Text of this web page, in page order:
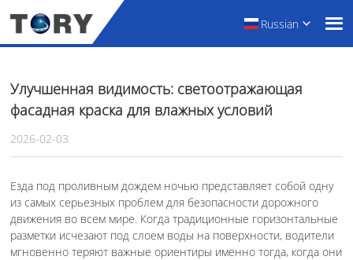
Russian
Улучшенная видимость: светоотражающая
фасадная краска для влажных условий
2026-02-03
Езда под проливным дождем ночью представляет собой одну
из самых серьезных проблем для безопасности дорожного
движения во всем мире. Когда традиционные горизонтальные
разметки исчезают под слоем воды на поверхности, водители
мгновенно теряют важные ориентиры именно тогда, когда они